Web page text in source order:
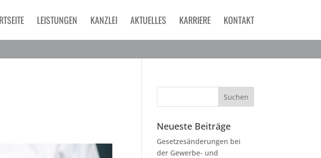
LEISTUNGEN KANZLEI AKTUELLES KARRIERE KONTAKT
Neueste Beiträge
Gesetzesänderungen bei
der Gewerbe- und